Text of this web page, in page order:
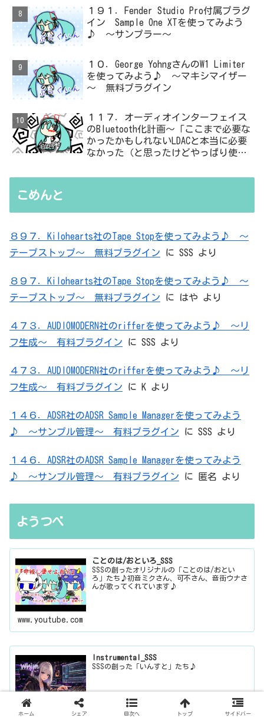
１９１．Fender Studio Pro付属プラグ
イン Sample One XTを使ってみよう
♪ ～サンプラー～
１０．George YohngさんのW1 Limiter
を使ってみよう♪ ～マキシマイザー
～ 無料プラグイン
１１７．オーディオインターフェイス
のBluetooth化計画～「ここまで必要な
かったかもしれないLDACと本当に必要
なかった（と思ったけどやっぱり使っ
無駄を重ねた結論はシンプルだった
こめんと
８９７．Kilohearts社のTape Stopを使ってみよう♪ ～
テープストップ～ 無料プラグイン に SSS より
８９７．Kilohearts社のTape Stopを使ってみよう♪ ～
テープストップ～ 無料プラグイン に はや より
４７３．AUDIOMODERN社のrifferを使ってみよう♪ ～リ
フ生成～ 有料プラグイン に SSS より
４７３．AUDIOMODERN社のrifferを使ってみよう♪ ～リ
フ生成～ 有料プラグイン に K より
１４６．ADSR社のADSR Sample Managerを使ってみよう
♪ ～サンプル管理～ 有料プラグイン に SSS より
１４６．ADSR社のADSR Sample Managerを使ってみよう
♪ ～サンプル管理～ 有料プラグイン に 匿名 より
ようつべ
ことのは/おといろ_SSS
SSSの創ったオリジナルの「ことのは/おとい
ろ」たち♪初音ミクさん、可不さん、音街ウナさ
んが歌ってくれています♪
www.youtube.com
Instrumental_SSS
SSSの創った「いんすと」たち♪
www.youtube.com
ホーム シェア 目次へ トップ サイドバー